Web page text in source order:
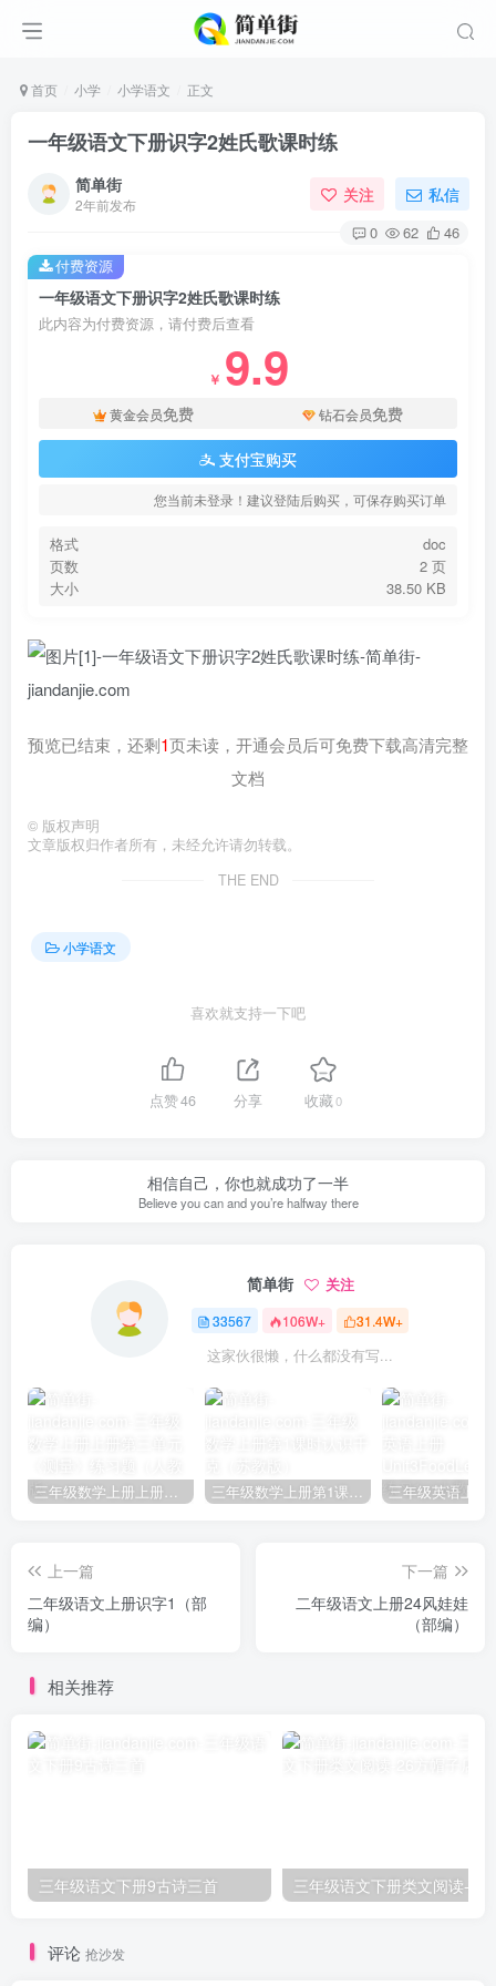
首页 小学 小学语文 正文
一年级语文下册识字2姓氏歌课时练
简单街
2年前发布 关注 私信
0 62 46
一年级语文下册识字2姓氏歌课时练
此内容为付费资源，请付费后查看
￥ 9.9
黄金会员免费 钻石会员免费
支付宝购买
您当前未登录！建议登陆后购买，可保存购买订单
格式
doc
页数
2 页
大小
38.50 KB
付费资源
预览已结束，还剩1页未读，开通会员后可免费下载高清完整
文档
© 版权声明
文章版权归作者所有，未经允许请勿转载。
THE END
小学语文
喜欢就支持一下吧
点赞46 分享 收藏0
相信自己，你也就成功了一半
Believe you can and you’re halfway there
简单街 关注
33567 106W+ 31.4W+
这家伙很懒，什么都没有写...
上一篇
二年级语文上册识字1（部
编）
下一篇
二年级语文上册24风娃娃
（部编）
相关推荐
三年级语文下册9古诗三首
评论 抢沙发